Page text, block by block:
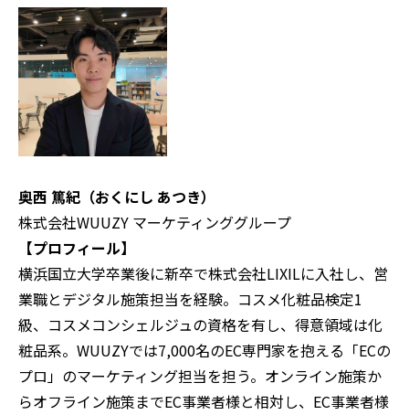
奥西 篤紀（おくにし あつき）
株式会社WUUZY マーケティンググループ
【プロフィール】
横浜国立大学卒業後に新卒で株式会社LIXILに入社し、営
業職とデジタル施策担当を経験。コスメ化粧品検定1
級、コスメコンシェルジュの資格を有し、得意領域は化
粧品系。WUUZYでは7,000名のEC専門家を抱える「ECの
プロ」のマーケティング担当を担う。オンライン施策か
らオフライン施策までEC事業者様と相対し、EC事業者様